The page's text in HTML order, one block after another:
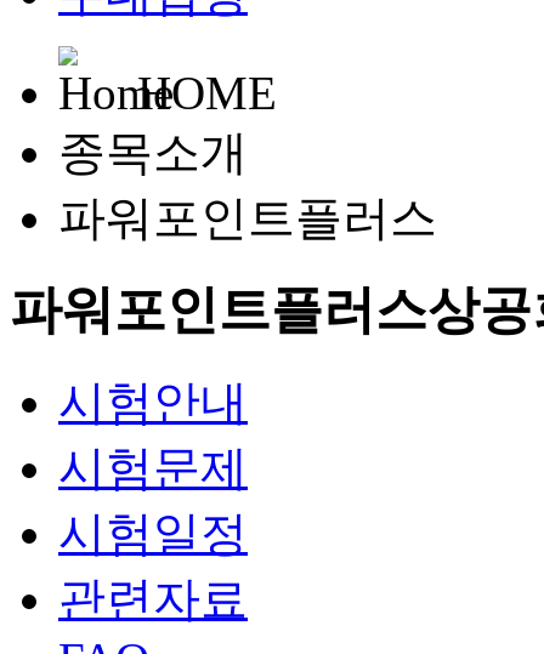
HOME
종목소개
파워포인트플러스
파워포인트플러스상
시험안내
시험문제
시험일정
관련자료